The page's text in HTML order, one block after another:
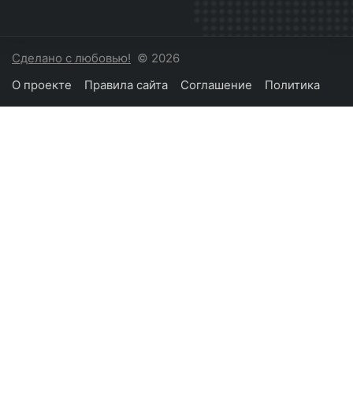
Сделано с любовью! © 2026
О проекте
Правила сайта Соглашение Политика